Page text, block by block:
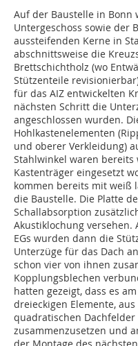
Auf der Baustelle in Bonn
Untergeschoss sowie der
aussteifenden Kerne in
abschnittsweise die
Brettschichtholz (wo
Stützenteile
für das AIZ entwickelten
nächsten Schritt die
angeschlossen wurden.
Hohlkastenelementen
und oberer Verkleidung)
Stahlwinkel waren
Kastenträger eingesetzt
kommen bereits mit weiß
die Baustelle. Die Platte
Schallabsorption
Akustiklochung
EGs wurden dann die
Unterzüge für das Dach
schon vier von ihnen
Kopplungsblechen
hatten gezeigt, dass es
dreieckigen Elemente,
quadratischen
zusammenzusetzen und